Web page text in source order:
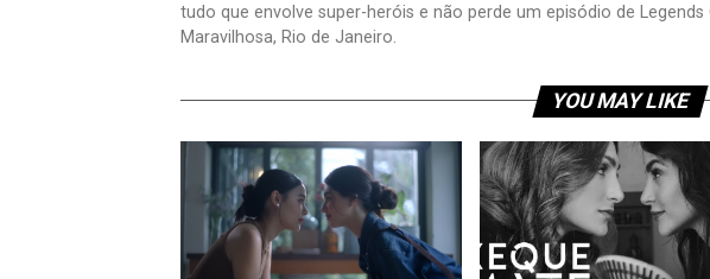
tudo que envolve super-heróis e não perde um episódio de Legends
Maravilhosa, Rio de Janeiro.
YOU MAY LIKE